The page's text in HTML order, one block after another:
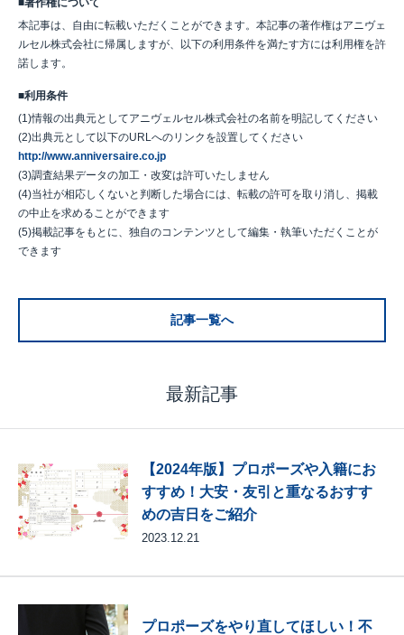
本記事は、自由に転載いただくことができます。本記事の著作権はアニヴェ
ルセル株式会社に帰属しますが、以下の利用条件を満たす方には利用権を許
諾します。
■利用条件
(1)情報の出典元としてアニヴェルセル株式会社の名前を明記してください
(2)出典元として以下のURLへのリンクを設置してください
http://www.anniversaire.co.jp
(3)調査結果データの加工・改変は許可いたしません
(4)当社が相応しくないと判断した場合には、転載の許可を取り消し、掲載
の中止を求めることができます
(5)掲載記事をもとに、独自のコンテンツとして編集・執筆いただくことが
できます
記事一覧へ
最新記事
【2024年版】プロポーズや入籍にお
すすめ！大安・友引と重なるおすす
めの吉日をご紹介
2023.12.21
プロポーズをやり直してほしい！不